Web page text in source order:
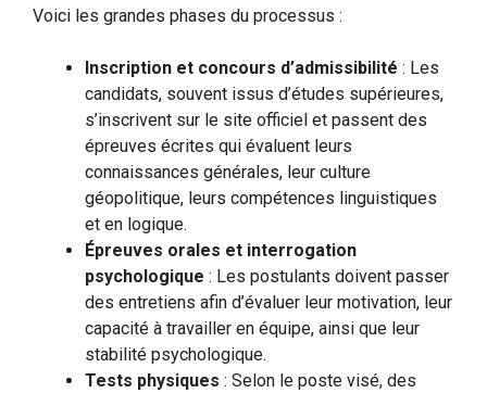
Voici les grandes phases du processus :
Inscription et concours d’admissibilité : Les
candidats, souvent issus d’études supérieures,
s’inscrivent sur le site officiel et passent des
épreuves écrites qui évaluent leurs
connaissances générales, leur culture
géopolitique, leurs compétences linguistiques
et en logique.
Épreuves orales et interrogation
psychologique : Les postulants doivent passer
des entretiens afin d’évaluer leur motivation, leur
capacité à travailler en équipe, ainsi que leur
stabilité psychologique.
Tests physiques : Selon le poste visé, des